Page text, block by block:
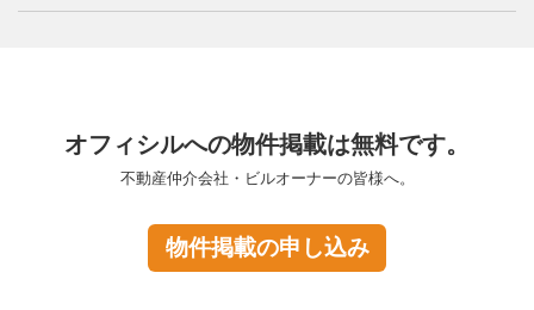
オフィシルへの物件掲載は無料です。
不動産仲介会社・ビルオーナーの皆様へ。
物件掲載の申し込み